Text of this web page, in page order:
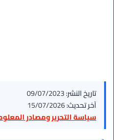
تاريخ النشر:09/07/2023
آخر تحديث:15/07/2026
سياسة التحرير ومصادر